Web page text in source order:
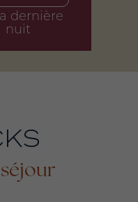
dernière
nuit